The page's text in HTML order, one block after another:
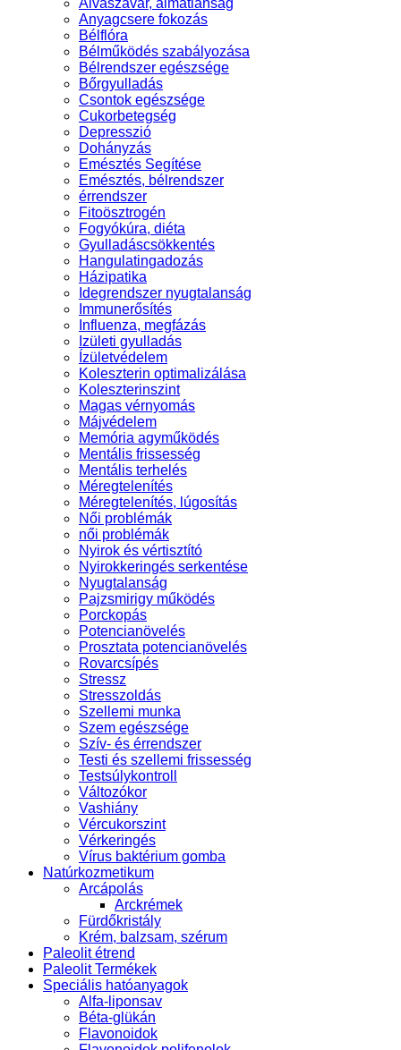
Anyagcsere fokozás
Bélflóra
Bélműködés szabályozása
Bélrendszer egészsége
Bőrgyulladás
Csontok egészsége
Cukorbetegség
Depresszió
Dohányzás
Emésztés Segítése
Emésztés, bélrendszer
érrendszer
Fitoösztrogén
Fogyókúra, diéta
Gyulladáscsökkentés
Hangulatingadozás
Házipatika
Idegrendszer nyugtalanság
Immunerősítés
Influenza, megfázás
Izületi gyulladás
Ízületvédelem
Koleszterin optimalizálása
Koleszterinszint
Magas vérnyomás
Májvédelem
Memória agyműködés
Mentális frissesség
Mentális terhelés
Méregtelenítés
Méregtelenítés, lúgosítás
Női problémák
női problémák
Nyirok és vértisztító
Nyirokkeringés serkentése
Nyugtalanság
Pajzsmirigy működés
Porckopás
Potencianövelés
Prosztata potencianövelés
Rovarcsípés
Stressz
Stresszoldás
Szellemi munka
Szem egészsége
Szív- és érrendszer
Testi és szellemi frissesség
Testsúlykontroll
Változókor
Vashiány
Vércukorszint
Vérkeringés
Vírus baktérium gomba
Natúrkozmetikum
Arcápolás
Arckrémek
Fürdőkristály
Krém, balzsam, szérum
Paleolit étrend
Paleolit Termékek
Speciális hatóanyagok
Alfa-liponsav
Béta-glükán
Flavonoidok